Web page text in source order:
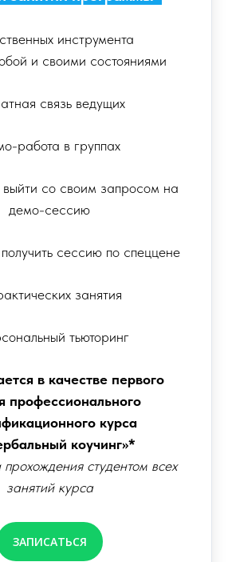
инструмента
и своими состояниями
связь ведущих
работа в группах
со своим запросом на
демо-сессию
сессию по спеццене
занятия
тьюторинг
в качестве первого
профессионального
курса
коучинг»*
прохождения студентом всех
занятий курса
ЗАПИСАТЬСЯ